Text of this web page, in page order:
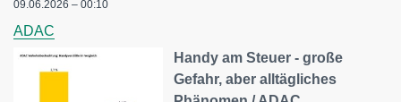
09.06.2026 – 00:10
ADAC
Handy am Steuer - große
Gefahr, aber alltägliches